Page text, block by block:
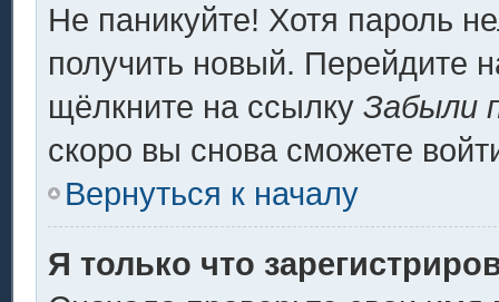
Не паникуйте! Хотя пароль
получить новый. Перейдите
щёлкните на ссылку Забыли
скоро вы снова сможете
Вернуться к началу
Я только что